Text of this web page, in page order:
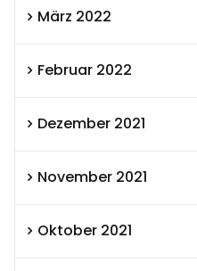
März 2022
Februar 2022
Dezember 2021
November 2021
Oktober 2021